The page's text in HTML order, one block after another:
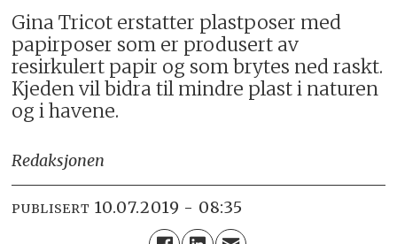
Gina Tricot erstatter plastposer med
papirposer som er produsert av
resirkulert papir og som brytes ned raskt.
Kjeden vil bidra til mindre plast i naturen
og i havene.
Redaksjonen
PUBLISERT 10.07.2019 - 08:35